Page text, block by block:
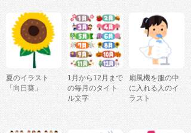
夏のイラスト
「向日葵」
1月から12月まで
の毎月のタイト
ル文字
扇風機を服の中
に入れる人のイ
ラスト